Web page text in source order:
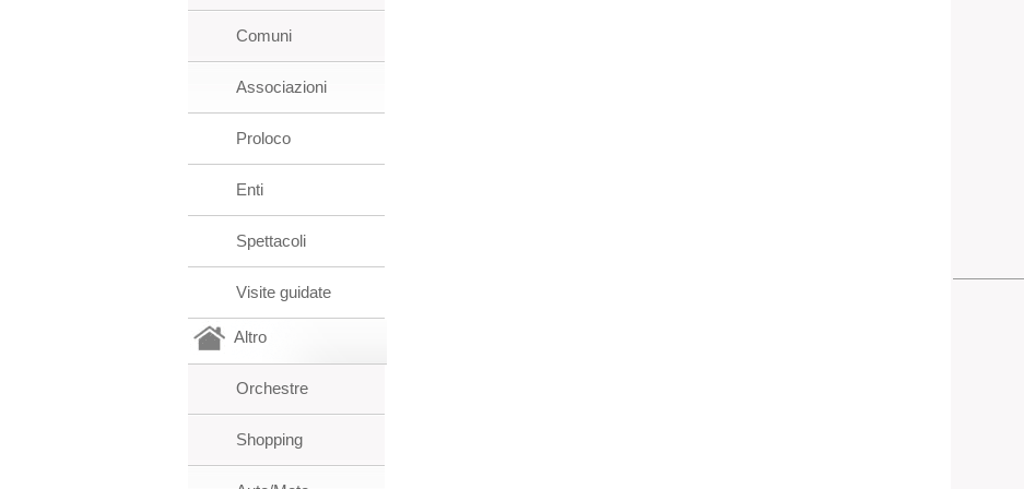
Comuni
Associazioni
Proloco
Enti
Spettacoli
Visite guidate
Altro
Orchestre
Shopping